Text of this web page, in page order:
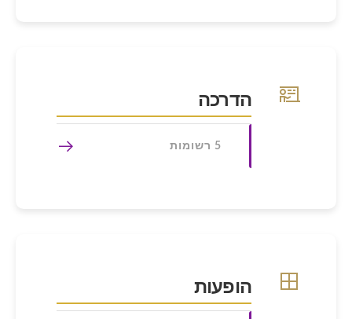
הדרכה
5 רשומות
הופעות